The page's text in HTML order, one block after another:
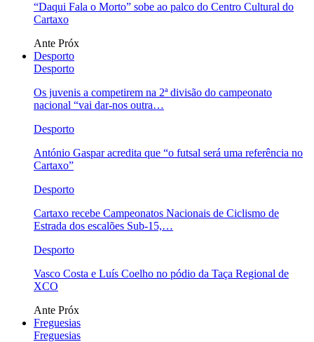
“Daqui Fala o Morto” sobe ao palco do Centro Cultural do
Cartaxo
Ante Próx
Desporto
Desporto
Os juvenis a competirem na 2ª divisão do campeonato
nacional “vai dar-nos outra…
Desporto
António Gaspar acredita que “o futsal será uma referência no
Cartaxo”
Desporto
Cartaxo recebe Campeonatos Nacionais de Ciclismo de
Estrada dos escalões Sub-15,…
Desporto
Vasco Costa e Luís Coelho no pódio da Taça Regional de
XCO
Ante Próx
Freguesias
Freguesias